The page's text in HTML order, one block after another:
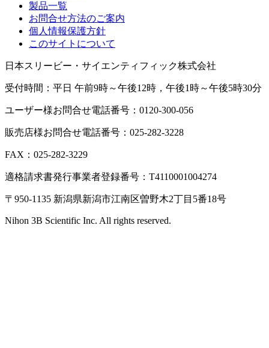
製品一覧
お問合せ方法のご案内
個人情報保護方針
このサイトについて
日本スリービー・サイエンティフィック株式会社
受付時間：平日 午前9時～午後12時，午後1時～午後5時30分
ユーザー様お問合せ電話番号：0120-300-056
販売店様お問合せ電話番号：025-282-3228
FAX：025-282-3229
適格請求書発行事業者登録番号：T4110001004274
〒950-1135 新潟県新潟市江南区曽野木2丁目5番18号
Nihon 3B Scientific Inc. All rights reserved.